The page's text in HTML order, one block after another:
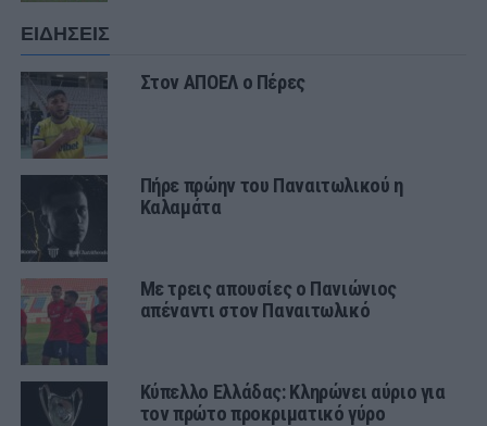
ΕΙΔΗΣΕΙΣ
Στον ΑΠΟΕΛ ο Πέρες
Πήρε πρώην του Παναιτωλικού η
Καλαμάτα
Με τρεις απουσίες ο Πανιώνιος
απέναντι στον Παναιτωλικό
Κύπελλο Ελλάδας: Κληρώνει αύριο για
τον πρώτο προκριματικό γύρο